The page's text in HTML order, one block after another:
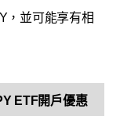
，並可能享有相
ETF開戶優惠